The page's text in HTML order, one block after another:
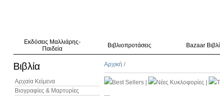
Εκδόσεις Μαλλιάρης-
Παιδεία
Βιβλιοπροτάσεις Bazaar
Βιβλία
Αρχαία Κείμενα
Βιογραφίες & Μαρτυρίες
Αρχική /
Best Sellers| Νέες Κυκλοφορίες